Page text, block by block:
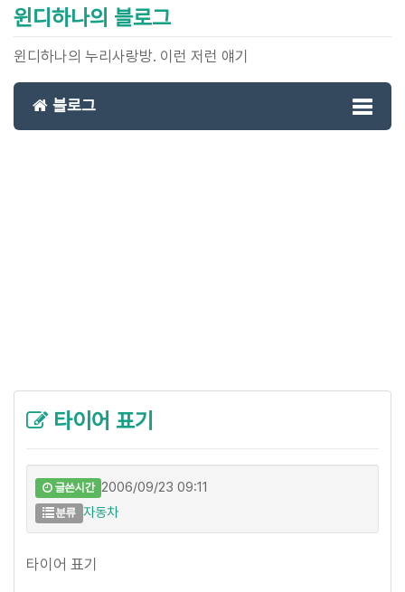
윈디하나의 블로그
윈디하나의 누리사랑방. 이런 저런 얘기
블로그
타이어 표기
글쓴시간 2006/09/23 09:11
분류 자동차
타이어 표기